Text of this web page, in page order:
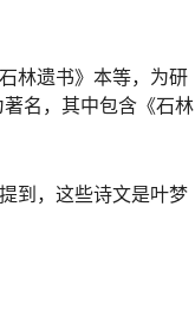
林遗书》本等，为研
名，其中包含《石林
到，这些诗文是叶梦